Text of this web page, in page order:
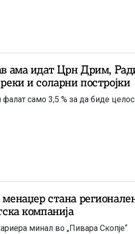
ама идат Црн Дрим,
и соларни постројки
фалат само 3,5 % за да биде
стана
компанија
Дел од својата кариера минал во „Пивара Скопје“